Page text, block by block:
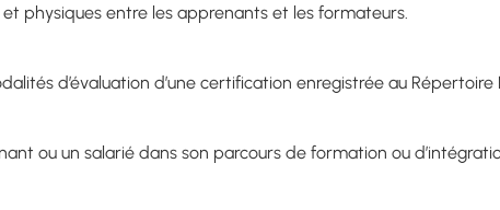
physiques entre les apprenants et les formateurs.
d’évaluation d’une certification enregistrée au Répertoire
ou un salarié dans son parcours de formation ou